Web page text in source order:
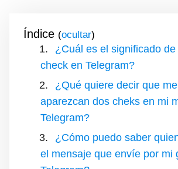
Índice ( )
¿Cuál es el significado
check en Telegram?
¿Qué quiere decir que me
aparezcan dos cheks en mi
Telegram?
¿Cómo puedo saber
el mensaje que envíe por mi